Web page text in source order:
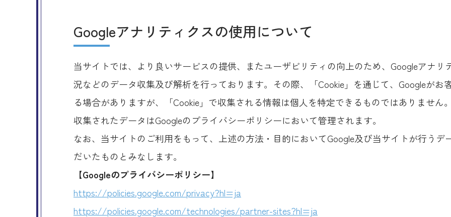
Googleアナリティクスの使用について
当サイトでは、より良いサービスの提供、またユーザビリティの向上のため、Googleアナ
況などのデータ収集及び解析を行っております。その際、「Cookie」を通じて、Googleがお
る場合がありますが、「Cookie」で収集される情報は個人を特定できるものではありません。
収集されたデータはGoogleのプライバシーポリシーにおいて管理されます。
なお、当サイトのご利用をもって、上述の方法・目的においてGoogle及び当サイトが行う
だいたものとみなします。
【Googleのプライバシーポリシー】
https://policies.google.com/privacy?hl=ja
https://policies.google.com/technologies/partner-sites?hl=ja